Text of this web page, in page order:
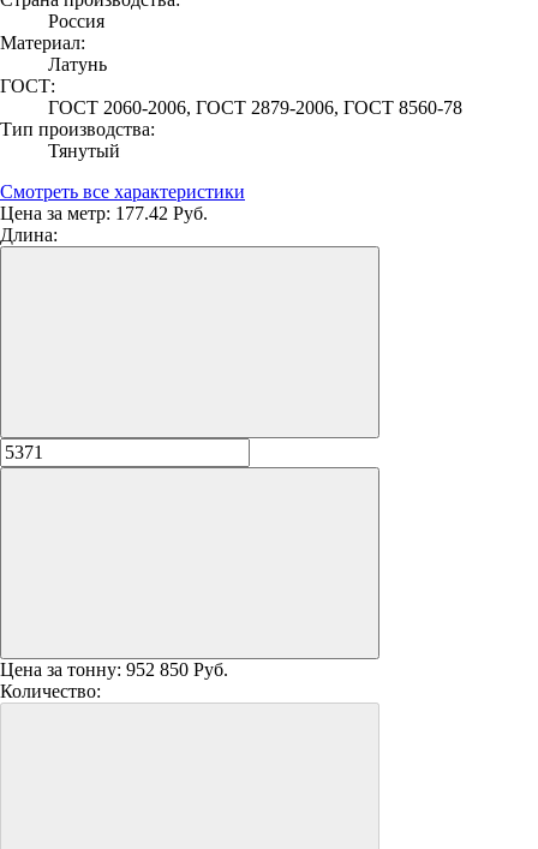
Россия
Материал:
Латунь
ГОСТ:
ГОСТ 2060-2006, ГОСТ 2879-2006, ГОСТ 8560-78
Тип производства:
Тянутый
Смотреть все характеристики
Цена за метр: 177.42 Руб.
Длина:
Цена за тонну: 952 850 Руб.
Количество: